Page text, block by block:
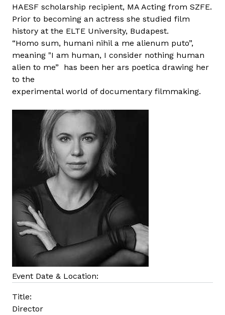
m
m
a
l
k
a
c
o
a
t
o
a
n
HAESF scholarship recipient, MA Acting from SZFE.
Prior to becoming an actress she studied film
history at the ELTE University, Budapest.
“Homo sum, humani nihil a me alienum puto”,
meaning "I am human, I consider nothing human
alien to me” has been her ars poetica drawing her
to the
experimental world of documentary filmmaking.
Event Date & Location:
Title:
Director